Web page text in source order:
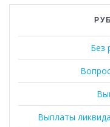
Без
Выплаты